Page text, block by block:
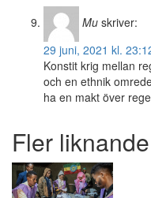
Mu skriver:
29 juni, 2021 kl.
Konstit krig mellan
och en ethnik
ha en makt över
Fler